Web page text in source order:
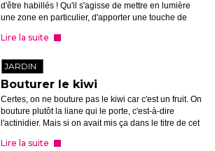
d'être habillés ! Qu'il s'agisse de mettre en lumière
une zone en particulier, d'apporter une touche de
distinction dedans/deho...
Lire la suite
JARDIN
Bouturer le kiwi
Certes, on ne bouture pas le kiwi car c'est un fruit. On
bouture plutôt la liane qui le porte, c'est-à-dire
l'actinidier. Mais si on avait mis ça dans le titre de cet
Lire la suite